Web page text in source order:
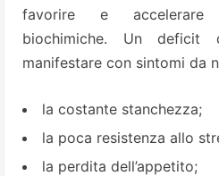
favorire e accelerare
biochimiche. Un
manifestare con sintomi da
la costante stanchezza;
la poca resistenza allo
la perdita dell’appetito;